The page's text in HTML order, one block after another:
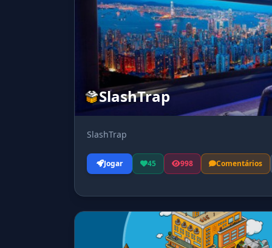
SlashTrap
SlashTrap
Jogar 45 998 Comentários